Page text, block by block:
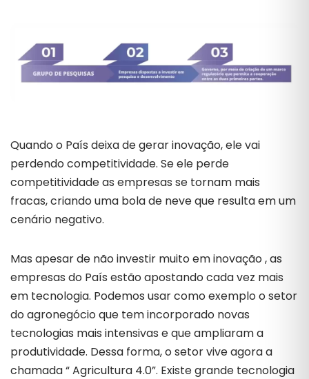
Quando o País deixa de gerar inovação, ele vai
perdendo competitividade. Se ele perde
competitividade as empresas se tornam mais
fracas, criando uma bola de neve que resulta em um
cenário negativo.
Mas apesar de não investir muito em inovação , as
empresas do País estão apostando cada vez mais
em tecnologia. Podemos usar como exemplo o setor
do agronegócio que tem incorporado novas
tecnologias mais intensivas e que ampliaram a
produtividade. Dessa forma, o setor vive agora a
chamada “ Agricultura 4.0”. Existe grande tecnologia